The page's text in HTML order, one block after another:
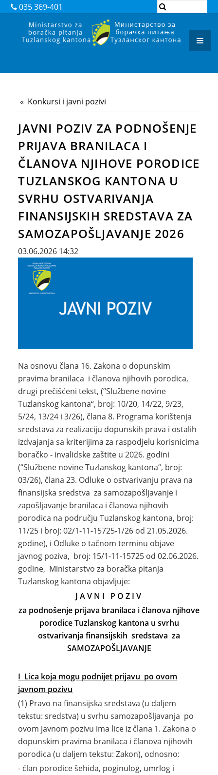
035 369-401
Konkursi i javni pozivi
JAVNI POZIV ZA PODNOŠENJE
PRIJAVA BRANILACA I
ČLANOVA NJIHOVE PORODICE
TUZLANSKOG KANTONA U
SVRHU OSTVARIVANJA
FINANSIJSKIH SREDSTAVA ZA
SAMOZAPOŠLJAVANJE 2026
03.06.2026 14:32
Na osnovu člana 16. Zakona o dopunskim
pravima branilaca i članova njihovih porodica,
drugi prečišćeni tekst, (“Službene novine
Tuzlanskog kantona“, broj: 10/20, 14/22, 9/23,
5/24, 13/24 i 3/26), člana 8. Programa korištenja
sredstava za realizaciju dopunskih prava i ostalih
izdvajanja sa kriterijima za raspodjelu korisnicima
boračko - invalidske zaštite u 2026. godini
(“Službene novine Tuzlanskog kantona“, broj:
03/26), člana 23. Odluke o ostvarivanju prava na
finansijska sredstva za samozapošljavanje i
zapošljavanje branilaca i članova njihovih
porodica na području Tuzlanskog kantona, broj:
11/25 i broj: 02/1-11-15725-1/26 od 21.05.2026.
godine), i Odluke o tačnom terminu objave
javnog poziva, broj: 15/1-11-15725 od 02.06.2026.
godine, Ministarstvo za boračka pitanja
Tuzlanskog kantona objavljuje:
J A V N I P O Z I V
za podnošenje prijava branilaca i članova njihove
porodice Tuzlanskog kantona u svrhu
ostvarivanja finansijskih sredstava za
SAMOZAPOŠLJAVANJE
I Lica koja mogu podnijet prijavu po ovom
javnom pozivu
(1) Pravo na finansijska sredstava (u daljem
tekstu: sredstva) u svrhu samozapošljavanja po
ovom javnom pozivu ima lice iz člana 1. Zakona o
dopunskim pravima branilaca i članova njihovih
porodica (u daljem tekstu: Zakon), odnosno:
- član porodice šehida, poginulog, umrlog i
ZAKONI
PODZAKONSKI AKTI
JAVNI POZIVI I OBAVJEŠTENJA
JAVNE NABAVKE